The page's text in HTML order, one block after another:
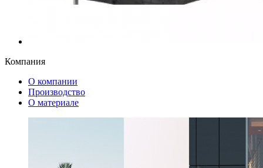
Компания
О компании
Производство
О материале